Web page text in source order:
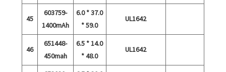
45
603759-
1400mAh
6.0 * 37.0
* 59.0
UL1642
46
651448-
450mah
6.5 * 14.0
* 48.0
UL1642